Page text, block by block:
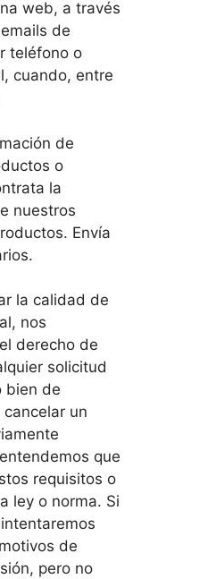
web, a través
de
teléfono o
cuando, entre
de
o
la
nuestros
Envía
la calidad de
nos
derecho de
solicitud
bien de
un
que
requisitos o
ley o norma. Si
de
pero no